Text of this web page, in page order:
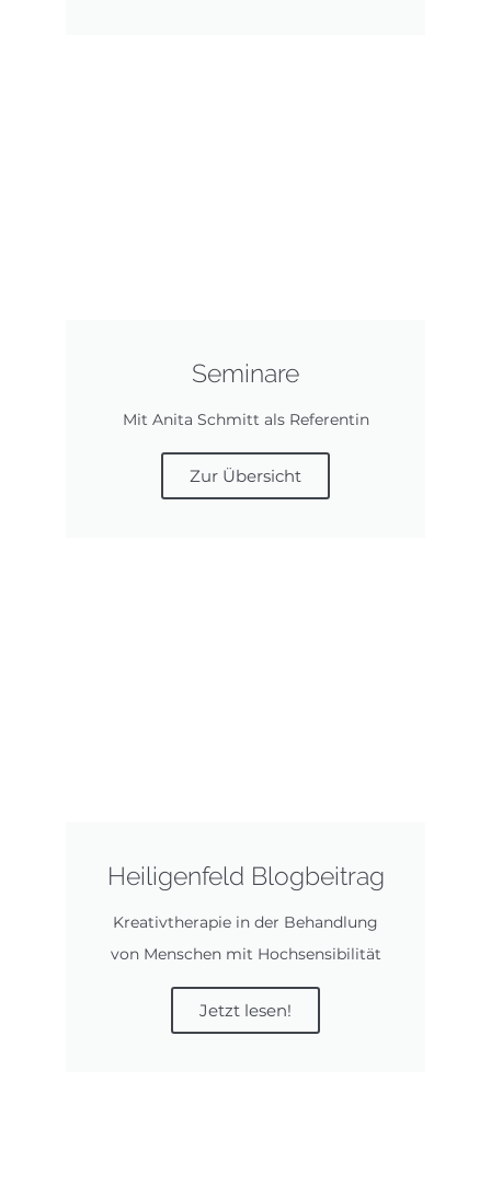
Seminare
Mit Anita Schmitt als Referentin
Zur Übersicht
Heiligenfeld Blogbeitrag
Kreativtherapie in der Behandlung
von Menschen mit Hochsensibilität
Jetzt lesen!